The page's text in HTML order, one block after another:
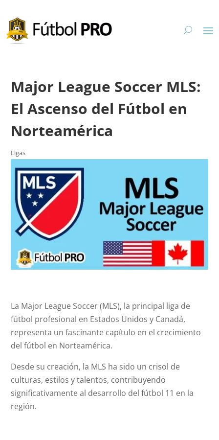
Major League Soccer MLS:
El Ascenso del Fútbol en
Norteamérica
Ligas
La Major League Soccer (MLS), la principal liga de
fútbol profesional en Estados Unidos y Canadá,
representa un fascinante capítulo en el crecimiento
del fútbol en Norteamérica.
Desde su creación, la MLS ha sido un crisol de
culturas, estilos y talentos, contribuyendo
significativamente al desarrollo del fútbol 11 en la
región.